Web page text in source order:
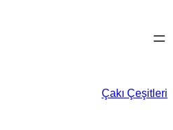
Çakı Çeşitleri